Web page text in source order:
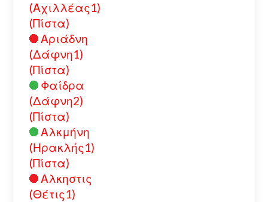
(Αχιλλέας1)
(Πίστα)
Αριάδνη
(Δάφνη1)
(Πίστα)
Φαίδρα
(Δάφνη2)
(Πίστα)
Αλκμήνη
(Ηρακλής1)
(Πίστα)
Αλκηστις
(Θέτις1)